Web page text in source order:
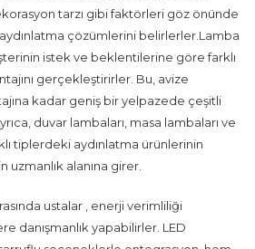
tarzı gibi faktörleri göz önünde
çözümlerini belirlerler.Lamba
istek ve beklentilerine göre farklı
gerçekleştirirler. Bu, avize
kadar geniş bir yelpazede çeşitli
duvar lambaları, masa lambaları ve
tiplerdeki aydınlatma ürünlerinin
alanına girer.
ustalar , enerji verimliliği
danışmanlık yapabilirler. LED